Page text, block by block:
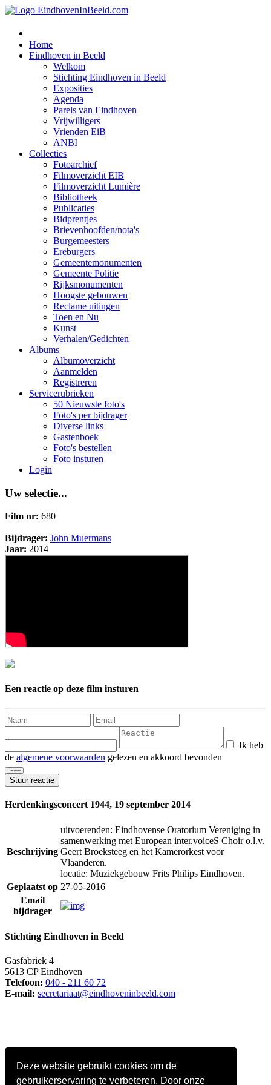
Deze website gebruikt cookies om de
gebruikerservaring te verbeteren. Door onze
Home
Eindhoven in Beeld
Welkom
Stichting Eindhoven in Beeld
Exposities
Agenda
Parels van Eindhoven
Vrijwilligers
Vrienden EiB
ANBI
Collecties
Fotoarchief
Filmoverzicht EIB
Filmoverzicht Lumière
Bibliotheek
Publicaties
Bidprentjes
Brievenhoofden/nota's
Burgemeesters
Ereburgers
Gemeentemonumenten
Gemeente Politie
Rijksmonumenten
Hoogste gebouwen
Reclame uitingen
Toen en Nu
Kunst
Verhalen/Gedichten
Albums
Albumoverzicht
Aanmelden
Registreren
Servicerubrieken
50 Nieuwste foto's
Foto's per bijdrager
Diverse links
Gastenboek
Foto's bestellen
Foto insturen
Login
Uw selectie...
Film nr: 680
Bijdrager: John Muermans
Jaar: 2014
Een reactie op deze film insturen
Ik heb
de algemene voorwaarden gelezen en akkoord bevonden
Stuur reactie
Herdenkingsconcert 1944, 19 september 2014
Beschrijving
uitvoerenden: Eindhovense Oratorium Vereniging in
samenwerking met European inter.voiceS Choir o.l.v.
Geert Broeksteeg en het Kamerorkest voor
Vlaanderen.
locatie: Muziekgebouw Frits Philips Eindhoven.
Geplaatst op 27-05-2016
Email
bijdrager
Stichting Eindhoven in Beeld
Gasfabriek 4
5613 CP Eindhoven
Telefoon: 040 - 211 60 72
E-mail: secretariaat@eindhoveninbeeld.com